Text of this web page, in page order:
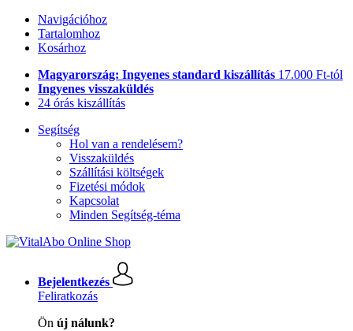
Navigációhoz
Tartalomhoz
Kosárhoz
Magyarország: Ingyenes standard kiszállítás 17.000 Ft-tól
Ingyenes visszaküldés
24 órás kiszállítás
Segítség
Hol van a rendelésem?
Visszaküldés
Szállítási költségek
Fizetési módok
Kapcsolat
Minden Segítség-téma
Bejelentkezés
Feliratkozás
Ön új nálunk?